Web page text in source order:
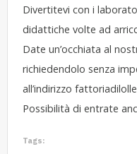
Divertitevi con i
didattiche volte ad
Date un’occhiata al
richiedendolo senza
all’indirizzo
Possibilità di entrate
Tags: